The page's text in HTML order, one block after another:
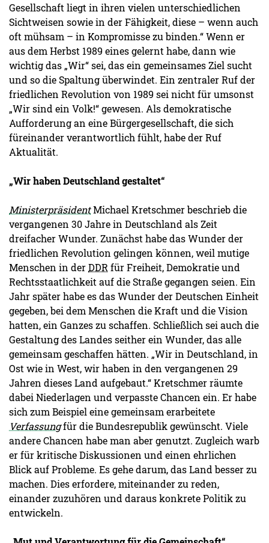
Gesellschaft liegt in ihren vielen unterschiedlichen
Sichtweisen sowie in der Fähigkeit, diese – wenn auch
oft mühsam – in Kompromisse zu binden.“ Wenn er
aus dem Herbst 1989 eines gelernt habe, dann wie
wichtig das „Wir“ sei, das ein gemeinsames Ziel sucht
und so die Spaltung überwindet. Ein zentraler Ruf der
friedlichen Revolution von 1989 sei nicht für umsonst
„Wir sind ein Volk!“ gewesen. Als demokratische
Aufforderung an eine Bürgergesellschaft, die sich
füreinander verantwortlich fühlt, habe der Ruf
Aktualität.
„Wir haben Deutschland gestaltet“
MinisterpräsidentMichael Kretschmer beschrieb die
vergangenen 30 Jahre in Deutschland als Zeit
dreifacher Wunder. Zunächst habe das Wunder der
friedlichen Revolution gelingen können, weil mutige
Menschen in derDDR für Freiheit, Demokratie und
Rechtsstaatlichkeit auf die Straße gegangen seien. Ein
Jahr später habe es das Wunder der Deutschen Einheit
gegeben, bei dem Menschen die Kraft und die Vision
hatten, ein Ganzes zu schaffen. Schließlich sei auch die
Gestaltung des Landes seither ein Wunder, das alle
gemeinsam geschaffen hätten. „Wir in Deutschland, in
Ost wie in West, wir haben in den vergangenen 29
Jahren dieses Land aufgebaut.“ Kretschmer räumte
dabei Niederlagen und verpasste Chancen ein. Er habe
sich zum Beispiel eine gemeinsam erarbeitete
Verfassungfür die Bundesrepublik gewünscht. Viele
andere Chancen habe man aber genutzt. Zugleich warb
er für kritische Diskussionen und einen ehrlichen
Blick auf Probleme. Es gehe darum, das Land besser zu
machen. Dies erfordere, miteinander zu reden,
einander zuzuhören und daraus konkrete Politik zu
entwickeln.